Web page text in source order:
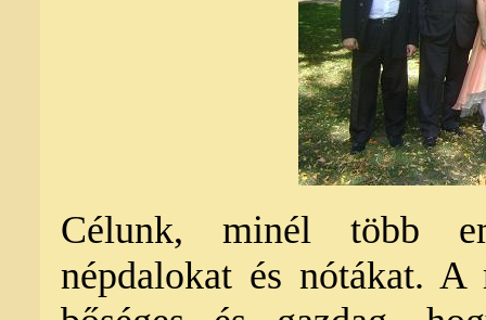
Célunk, minél több
népdalokat és nótákat.